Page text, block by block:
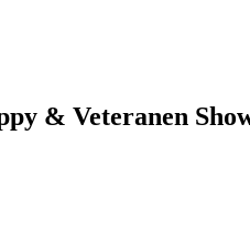
& Veteranen